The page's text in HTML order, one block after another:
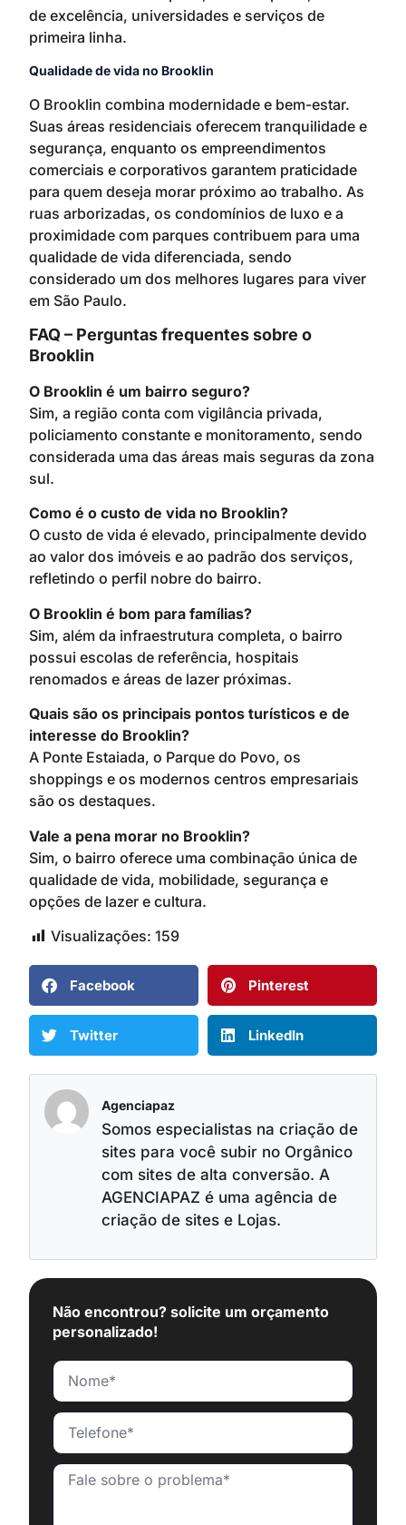
de excelência, universidades e serviços de
primeira linha.
Qualidade de vida no Brooklin
O Brooklin combina modernidade e bem-estar.
Suas áreas residenciais oferecem tranquilidade e
segurança, enquanto os empreendimentos
comerciais e corporativos garantem praticidade
para quem deseja morar próximo ao trabalho. As
ruas arborizadas, os condomínios de luxo e a
proximidade com parques contribuem para uma
qualidade de vida diferenciada, sendo
considerado um dos melhores lugares para viver
em São Paulo.
FAQ – Perguntas frequentes sobre o
Brooklin
O Brooklin é um bairro seguro?
Sim, a região conta com vigilância privada,
policiamento constante e monitoramento, sendo
considerada uma das áreas mais seguras da zona
sul.
Como é o custo de vida no Brooklin?
O custo de vida é elevado, principalmente devido
ao valor dos imóveis e ao padrão dos serviços,
refletindo o perfil nobre do bairro.
O Brooklin é bom para famílias?
Sim, além da infraestrutura completa, o bairro
possui escolas de referência, hospitais
renomados e áreas de lazer próximas.
Quais são os principais pontos turísticos e de
interesse do Brooklin?
A Ponte Estaiada, o Parque do Povo, os
shoppings e os modernos centros empresariais
são os destaques.
Vale a pena morar no Brooklin?
Sim, o bairro oferece uma combinação única de
qualidade de vida, mobilidade, segurança e
opções de lazer e cultura.
Visualizações: 159
Facebook Pinterest
Twitter LinkedIn
Agenciapaz
Somos especialistas na criação de
sites para você subir no Orgânico
com sites de alta conversão. A
AGENCIAPAZ é uma agência de
criação de sites e Lojas.
Não encontrou? solicite um orçamento
personalizado!